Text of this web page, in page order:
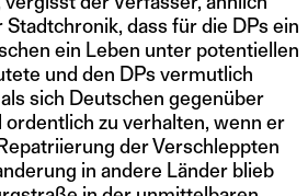
dass für die DPs ein
ein Leben unter potentiellen
und den DPs vermutlich
sich Deutschen gegenüber
zu verhalten, wenn er
der Verschleppten
in andere Länder blieb